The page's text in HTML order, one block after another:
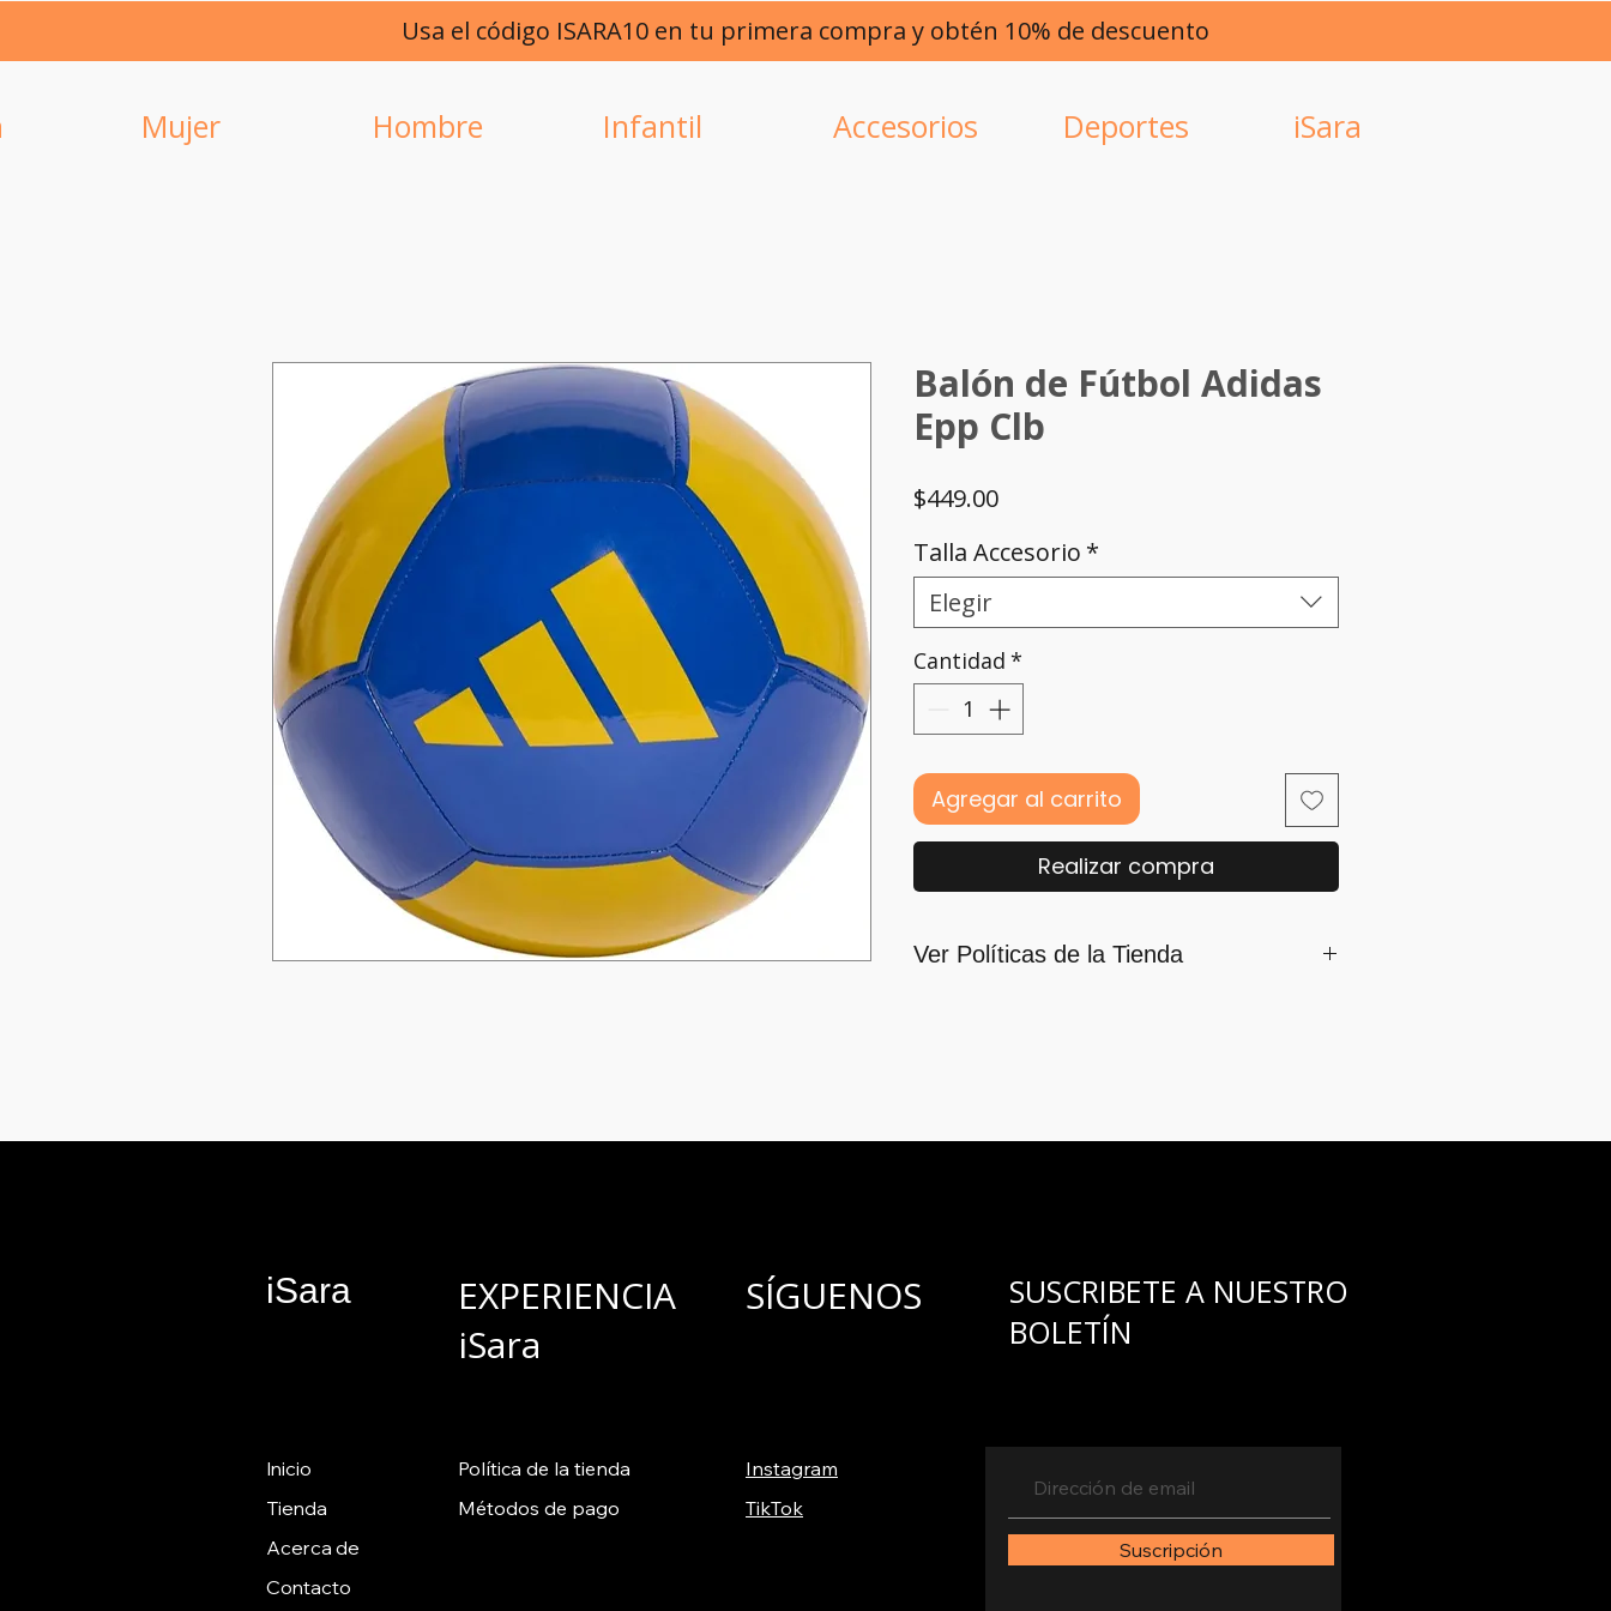
Usa el código ISARA10 en tu primera compra y obtén 10% de descuento
Mujer Hombre Infantil Accesorios Deportes iSara
Balón de Fútbol Adidas
Epp Clb
$449.00Precio
Talla Accesorio *
Elegir
Cantidad *
Agregar al carrito
Realizar compra
Ver Políticas de la Tienda
iSara
EXPERIENCIA
iSara
SÍGUENOS
SUSCRIBETE A NUESTRO
BOLETÍN
Inicio
Tienda
Acerca de
Contacto
Política de la tienda
Métodos de pago
Instagram
TikTok
Suscripción